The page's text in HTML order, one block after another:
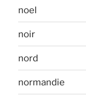
noel
noir
nord
normandie